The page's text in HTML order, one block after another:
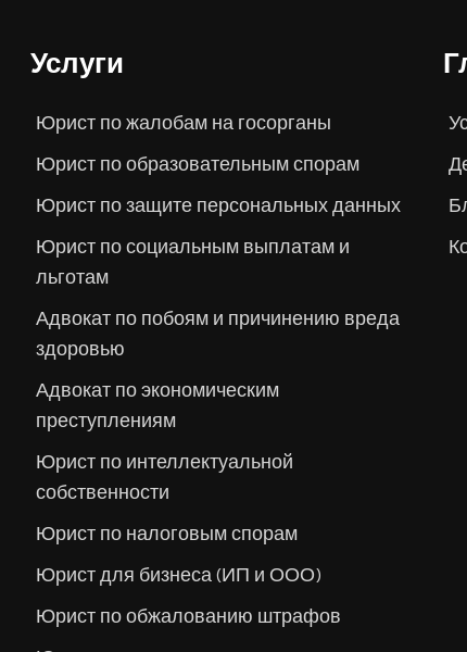
Услуги
Юрист по жалобам на госорганы
Юрист по образовательным спорам
Юрист по защите персональных данных
Юрист по социальным выплатам и
льготам
Адвокат по побоям и причинению вреда
здоровью
Адвокат по экономическим
преступлениям
Юрист по интеллектуальной
собственности
Юрист по налоговым спорам
Юрист для бизнеса (ИП и ООО)
Юрист по обжалованию штрафов